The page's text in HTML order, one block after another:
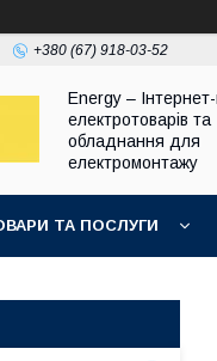
+380 (67) 918-03-52
Energy –
електротоварів та
обладнання для
електромонтажу
ТА ПОСЛУГИ